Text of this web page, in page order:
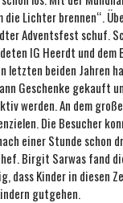
Lichter brennen“.
Adventsfest schuf.
IG Heerdt und
letzten beiden Jahren
Geschenke gekauft
werden. An dem
Die Besucher
einer Stunde schon
Birgit Sarwas fand
dass Kinder in diesen
gutgehen.